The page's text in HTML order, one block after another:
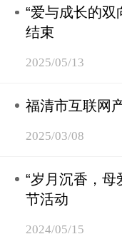
“爱与成长的双
结束
2025/05/13
福清市互联网
2025/03/08
“岁月沉香，
节活动
2024/05/15